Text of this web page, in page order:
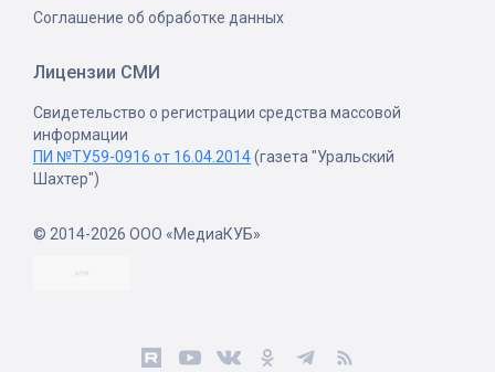
Соглашение об обработке данных
Лицензии СМИ
Свидетельство о регистрации средства массовой
информации
ПИ №ТУ59-0916 от 16.04.2014(газета "Уральский
Шахтер")
© 2014-2026 ООО «МедиаКУБ»